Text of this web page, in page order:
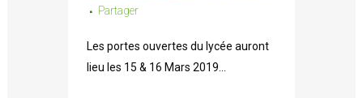
Partager
Les portes ouvertes du lycée auront
lieu les 15 & 16 Mars 2019...